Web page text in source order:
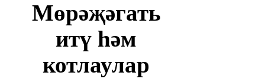
Мөрәҗәгать
итү һәм
котлаулар